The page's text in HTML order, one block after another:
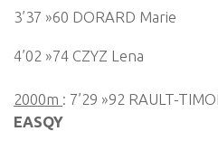
3’37 »60 DORARD Marie
4’02 »74 CZYZ Lena
2000m : 7’29 »92 RAULT-
EASQY